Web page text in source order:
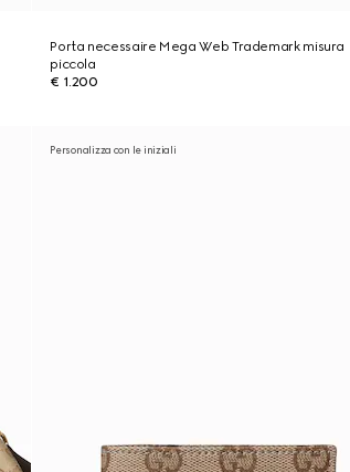
Porta necessaire Mega Web Trademark misura
piccola
€ 1.200
Personalizza con le iniziali